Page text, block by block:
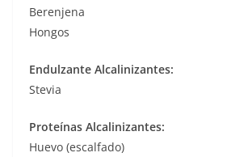
Berenjena
Hongos
Endulzante Alcalinizantes:
Stevia
Proteínas Alcalinizantes:
Huevo (escalfado)